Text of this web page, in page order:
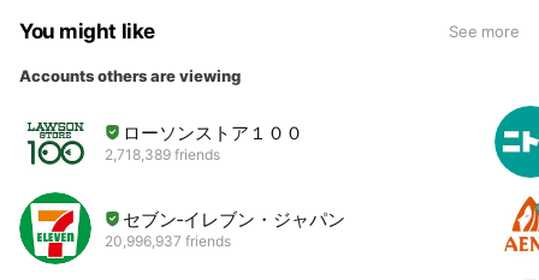
You might like See more
Accounts others are viewing
ローソンストア１００
2,718,389 friends
セブン‐イレブン・ジャパン
20,996,937 friends